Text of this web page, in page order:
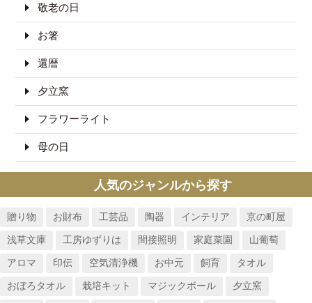
敬老の日
お箸
還暦
夕立窯
フラワーライト
母の日
人気のジャンルから探す
贈り物 お財布 工芸品 陶器 インテリア 京の町屋
浅草文庫 工房ゆずりは 間接照明 家庭菜園 山葡萄
アロマ 印伝 空気清浄機 お中元 飼育 タオル
おぼろタオル 栽培キット マジックボール 夕立窯